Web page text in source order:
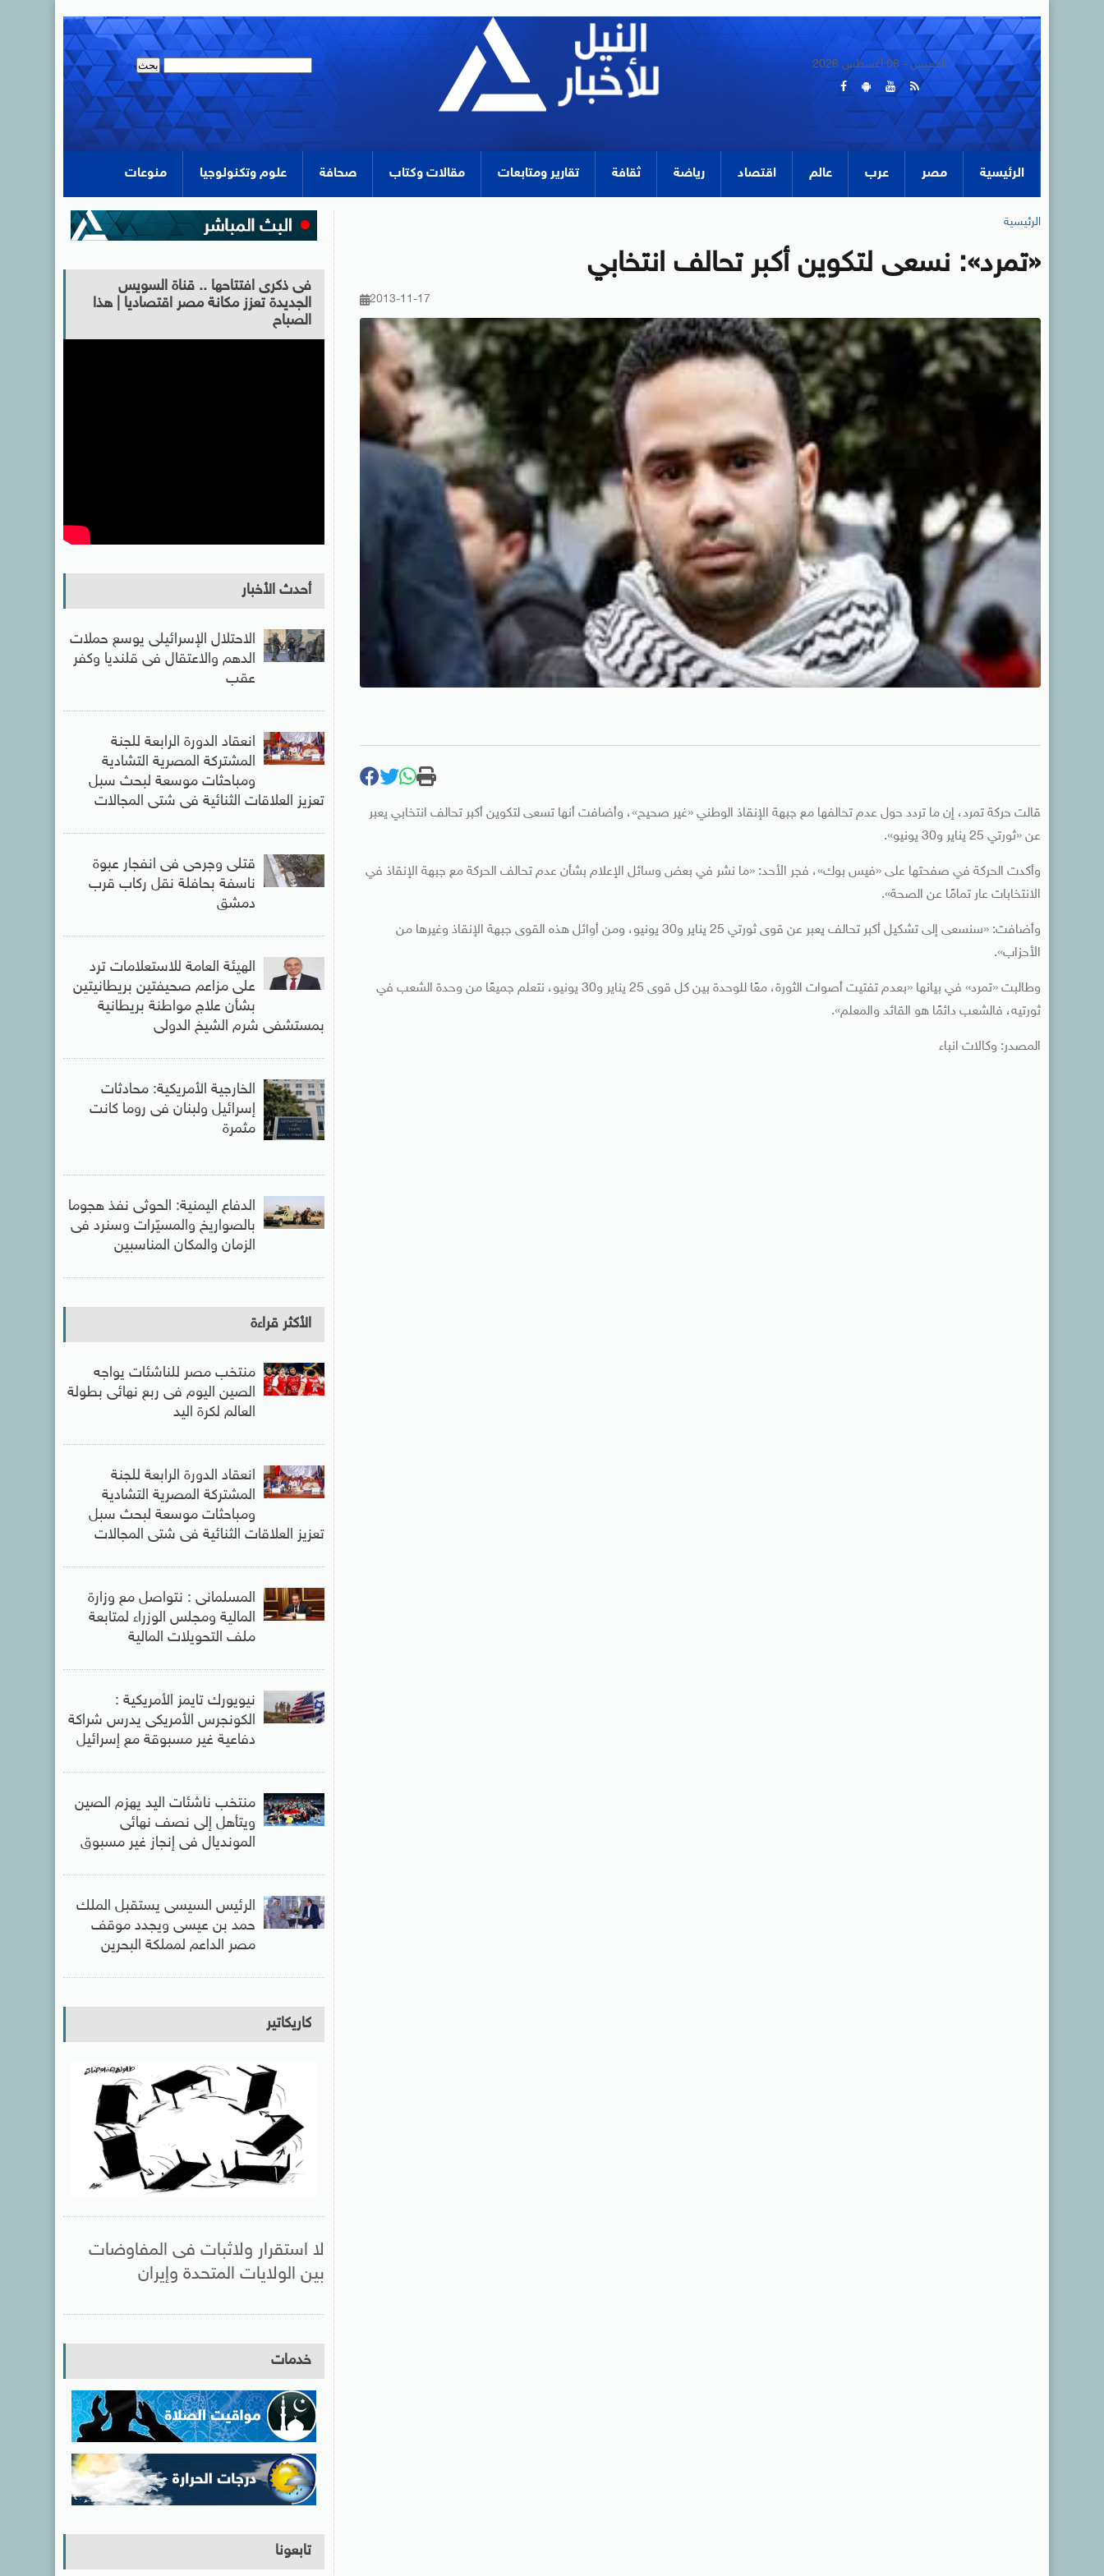
الخميس - 06 أغسطس 2026
الرئيسية مصر عرب عالم اقتصاد رياضة ثقافة تقارير ومتابعات مقالات وكتاب صحافة علوم وتكنولوجيا منوعات
الرئيسية
«تمرد»: نسعى لتكوين أكبر تحالف انتخابي
2013-11-17
قالت حركة تمرد، إن ما تردد حول عدم تحالفها مع جبهة الإنقاذ الوطني «غير صحيح»، وأضافت أنها تسعى لتكوين أكبر تحالف انتخابي يعبر
عن «ثورتي 25 يناير و30 يونيو».
وأكدت الحركة في صفحتها على «فيس بوك»، فجر الأحد: «ما نشر في بعض وسائل الإعلام بشأن عدم تحالف الحركة مع جبهة الإنقاذ في
الانتخابات عار تمامًا عن الصحة».
وأضافت: «سنسعى إلى تشكيل أكبر تحالف يعبر عن قوى ثورتي 25 يناير و30 يونيو، ومن أوائل هذه القوى جبهة الإنقاذ وغيرها من
الأحزاب».
وطالبت «تمرد» في بيانها «بعدم تفتيت أصوات الثورة، معًا للوحدة بين كل قوى 25 يناير و30 يونيو، نتعلم جميعًا من وحدة الشعب في
ثورتيه، فالشعب دائمًا هو القائد والمعلم».
المصدر: وكالات انباء
فى ذكرى افتتاحها .. قناة السويس
الجديدة تعزز مكانة مصر اقتصاديا | هذا
الصباح
أحدث الأخبار
الاحتلال الإسرائيلى يوسع حملات
الدهم والاعتقال فى قلنديا وكفر
عقب
انعقاد الدورة الرابعة للجنة
المشتركة المصرية التشادية
ومباحثات موسعة لبحث سبل
تعزيز العلاقات الثنائية فى شتى المجالات
قتلى وجرحى فى انفجار عبوة
ناسفة بحافلة نقل ركاب قرب
دمشق
الهيئة العامة للاستعلامات ترد
على مزاعم صحيفتين بريطانيتين
بشأن علاج مواطنة بريطانية
بمستشفى شرم الشيخ الدولى
الخارجية الأمريكية: محادثات
إسرائيل ولبنان فى روما كانت
مثمرة
الدفاع اليمنية: الحوثى نفذ هجوما
بالصواريخ والمسيّرات وسنرد فى
الزمان والمكان المناسبين
الأكثر قراءة
منتخب مصر للناشئات يواجه
الصين اليوم فى ربع نهائى بطولة
العالم لكرة اليد
انعقاد الدورة الرابعة للجنة
المشتركة المصرية التشادية
ومباحثات موسعة لبحث سبل
تعزيز العلاقات الثنائية فى شتى المجالات
المسلمانى : نتواصل مع وزارة
المالية ومجلس الوزراء لمتابعة
ملف التحويلات المالية
نيويورك تايمز الأمريكية :
الكونجرس الأمريكى يدرس شراكة
دفاعية غير مسبوقة مع إسرائيل
منتخب ناشئات اليد يهزم الصين
ويتأهل إلى نصف نهائى
المونديال فى إنجاز غير مسبوق
الرئيس السيسى يستقبل الملك
حمد بن عيسى ويجدد موقف
مصر الداعم لمملكة البحرين
كاريكاتير
لا استقرار ولاثبات فى المفاوضات
بين الولايات المتحدة وإيران
خدمات
تابعونا